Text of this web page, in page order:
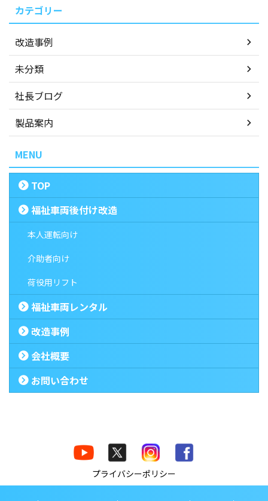
カテゴリー
改造事例
未分類
社長ブログ
製品案内
MENU
TOP
福祉車両後付け改造
本人運転向け
介助者向け
荷役用リフト
福祉車両レンタル
改造事例
会社概要
お問い合わせ
プライバシーポリシー